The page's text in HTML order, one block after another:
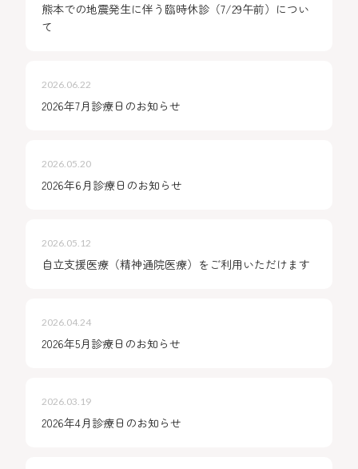
熊本での地震発生に伴う臨時休診（7/29午前）につい
て
2026.06.22
2026年7月診療日のお知らせ
2026.05.20
2026年6月診療日のお知らせ
2026.05.12
自立支援医療（精神通院医療）をご利用いただけます
2026.04.24
2026年5月診療日のお知らせ
2026.03.19
2026年4月診療日のお知らせ